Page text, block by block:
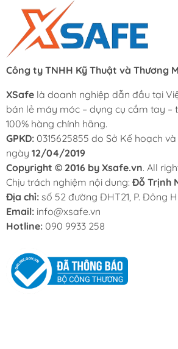
Công ty TNHH Kỹ Thuật và Thương
XSafe là doanh nghiệp dẫn đầu tại
bán lẻ máy móc – dụng cụ cầm tay
100% hàng chính hãng.
GPKD: 0315625855 do Sở Kế hoạch
ngày 12/04/2019
Copyright © 2016 by Xsafe.vn. All
Chịu trách nghiệm nội dung: Đỗ Trịnh
Địa chỉ: số 52 đường ĐHT21, P. Đông
Email: info@xsafe.vn
Hotline: 090 9933 258